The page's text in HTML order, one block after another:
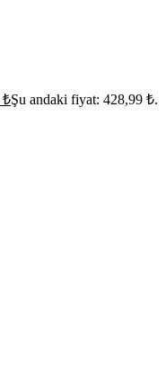
₺Şu andaki fiyat: 428,99 ₺.